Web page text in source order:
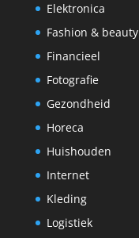
Elektronica
Fashion & beauty
Financieel
Fotografie
Gezondheid
Horeca
Huishouden
Internet
Kleding
Logistiek